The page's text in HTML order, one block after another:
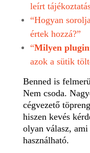
leírt
“Hogyan
értek hozzá?”
“Milyen
azok a sütik
Benned is
Nem csoda.
cégvezető
hiszen kevés
olyan válasz,
használható.